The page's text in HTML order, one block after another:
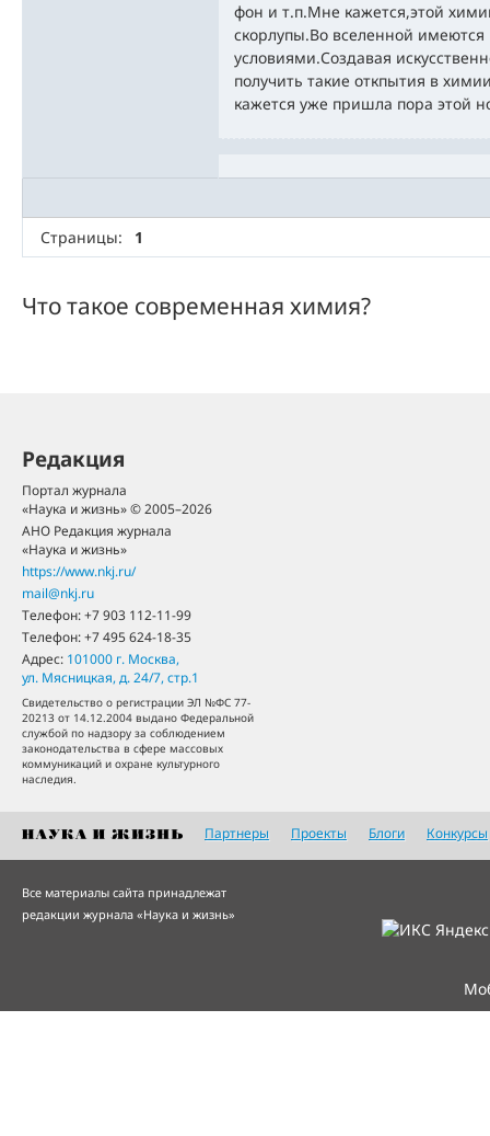
фон и т.п.Мне кажется,этой
скорлупы.Во вселенной
условиями.Создавая
получить такие откпытия в
кажется уже пришла пора этой
Страницы: 1
Что такое современная химия?
Редакция
Портал журнала
«Наука и жизнь» © 2005–2026
АНО Редакция журнала
«Наука и жизнь»
https://www.nkj.ru/
mail@nkj.ru
Телефон:+7 903 112-11-99
Телефон:+7 495 624-18-35
Адрес: 101000 г. Москва,
ул. Мясницкая, д. 24/7, стр.1
Свидетельство о регистрации ЭЛ №ФС 77-
20213 от 14.12.2004 выдано Федеральной
службой по надзору за соблюдением
законодательства в сфере массовых
коммуникаций и охране культурного
наследия.
Партнеры Проекты Блоги Конкурсы
Все материалы сайта принадлежат
редакции журнала «Наука и жизнь»